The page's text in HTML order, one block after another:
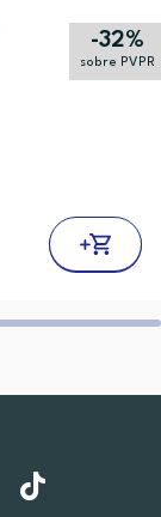
-32%
sobre PVPR